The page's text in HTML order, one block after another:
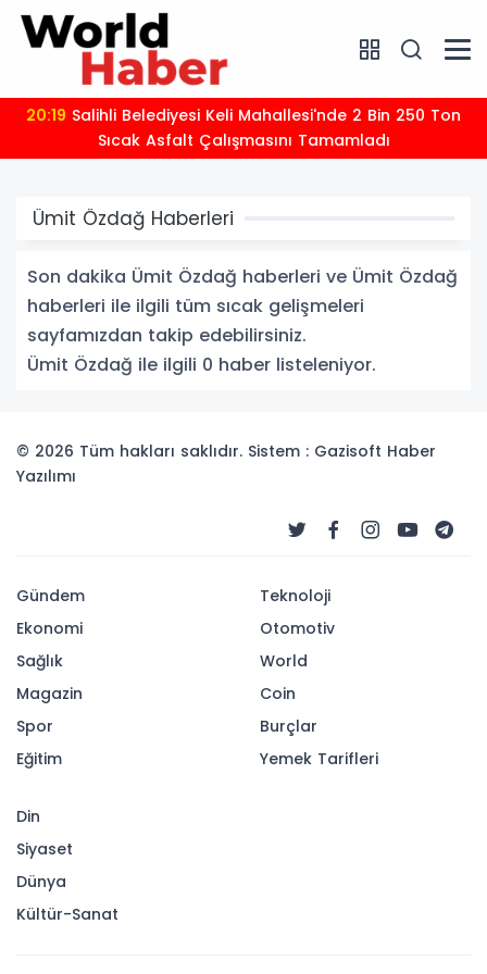
20:19
Sıcak Asfalt Çalışmasını Tamamladı
Ümit Özdağ Haberleri
Son dakika Ümit Özdağ haberleri ve Ümit Özdağ
haberleri ile ilgili tüm sıcak gelişmeleri
sayfamızdan takip edebilirsiniz.
Ümit Özdağ ile ilgili 0 haber listeleniyor.
© 2026 Tüm hakları saklıdır. Sistem : Gazisoft Haber
Yazılımı
Gündem
Ekonomi
Sağlık
Magazin
Spor
Eğitim
Teknoloji
Otomotiv
World
Coin
Burçlar
Yemek Tarifleri
Din
Siyaset
Dünya
Kültür-Sanat